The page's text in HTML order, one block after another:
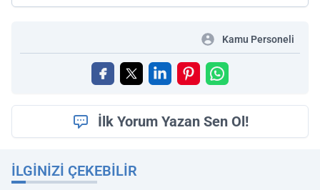
Kamu Personeli
İlk Yorum Yazan Sen Ol!
İLGINIZI ÇEKEBILIR